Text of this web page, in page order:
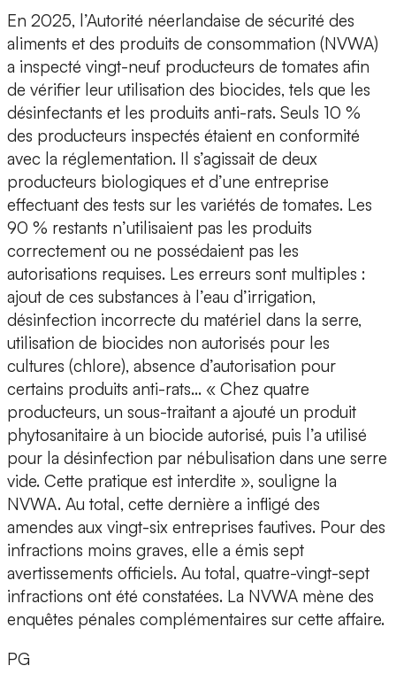
En 2025, l’Autorité néerlandaise de sécurité des
aliments et des produits de consommation (NVWA)
a inspecté vingt-neuf producteurs de tomates afin
de vérifier leur utilisation des biocides, tels que les
désinfectants et les produits anti-rats. Seuls 10 %
des producteurs inspectés étaient en conformité
avec la réglementation. Il s’agissait de deux
producteurs biologiques et d’une entreprise
effectuant des tests sur les variétés de tomates. Les
90 % restants n’utilisaient pas les produits
correctement ou ne possédaient pas les
autorisations requises. Les erreurs sont multiples :
ajout de ces substances à l’eau d’irrigation,
désinfection incorrecte du matériel dans la serre,
utilisation de biocides non autorisés pour les
cultures (chlore), absence d’autorisation pour
certains produits anti-rats… « Chez quatre
producteurs, un sous-traitant a ajouté un produit
phytosanitaire à un biocide autorisé, puis l’a utilisé
pour la désinfection par nébulisation dans une serre
vide. Cette pratique est interdite », souligne la
NVWA. Au total, cette dernière a infligé des
amendes aux vingt-six entreprises fautives. Pour des
infractions moins graves, elle a émis sept
avertissements officiels. Au total, quatre-vingt-sept
infractions ont été constatées. La NVWA mène des
enquêtes pénales complémentaires sur cette affaire.
PG